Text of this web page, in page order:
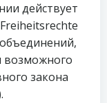
действует
возможного
закона